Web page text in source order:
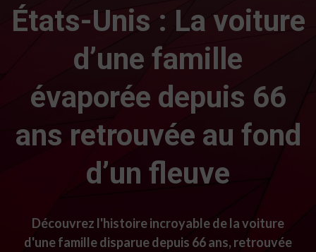
États-Unis : La voiture
d’une famille
évaporée depuis 66
ans retrouvée au fond
d’un fleuve
Découvrez l'histoire incroyable de la voiture
d'une famille disparue depuis 66 ans, retrouvée